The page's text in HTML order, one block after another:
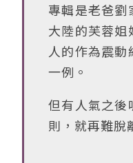
專輯是老爸
大陸的芙蓉
人的作為震
一例。
但有人氣之後
則，就再難脫